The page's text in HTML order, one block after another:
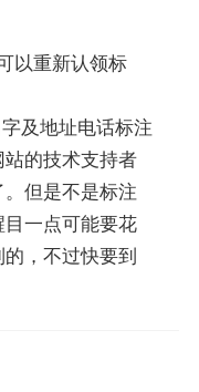
以重新认领标
及地址电话标注
的技术支持者
但是不是标注
一点可能要花
，不过快要到